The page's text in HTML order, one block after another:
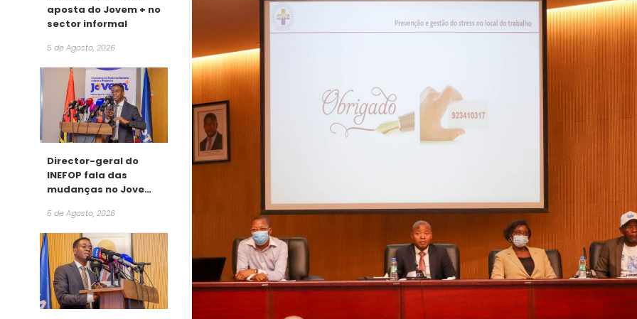
aposta do Jovem + no
sector informal
5 de Agosto, 2026
Director-geral do
INEFOP fala das
mudanças no Jovem
5 de Agosto, 2026